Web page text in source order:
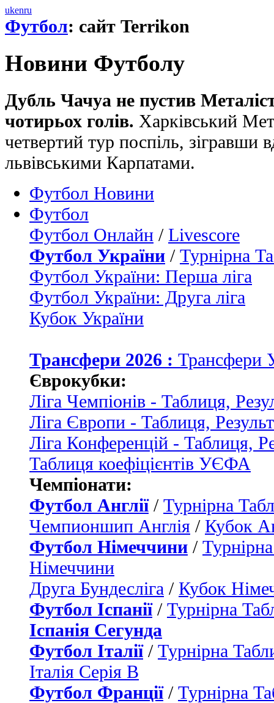
ukenru
Футбол: сайт Terrikon
Новини Футболу
Дубль Чачуа не пустив
чотирьох голів. Харківський
четвертий тур поспіль, зігравши
львівськими Карпатами.
Футбол Новини
Футбол
Футбол Онлайн / Livescore
Футбол України / Турнірна
Футбол України: Перша ліга
Футбол України: Друга ліга
Кубок України
Трансфери 2026 : Трансфери
Єврокубки:
Ліга Чемпіонів - Таблиця,
Ліга Європи - Таблиця,
Ліга Конференцій - Таблиця,
Таблиця коефіцієнтів УЄФА
Чемпіонати:
Футбол Англії/ Турнірна
Чемпионшип Англія / Кубок
Футбол Німеччини /
Німеччини
Друга Бундесліга / Кубок
Футбол Іспанії/ Турнірна
Іспанія Сегунда
Футбол Італії/ Турнірна
Італія Серія B
Футбол Франції/ Турнірна